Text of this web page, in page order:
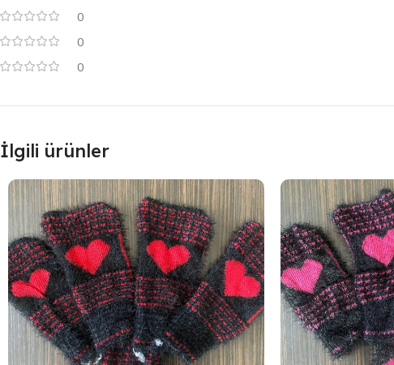
0
0
0
İlgili ürünler